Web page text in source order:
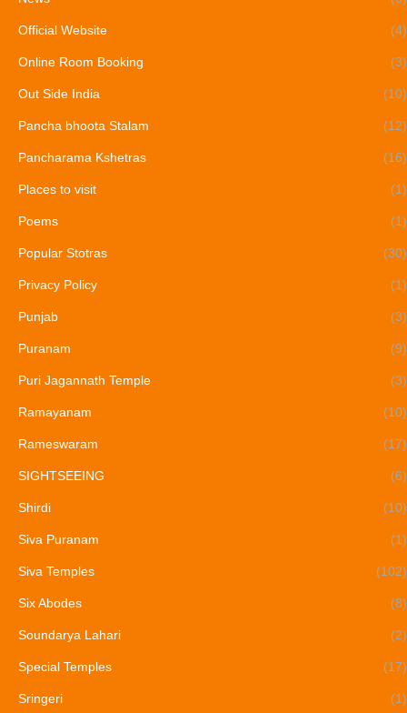
Official Website (4)
Online Room Booking (3)
Out Side India (10)
Pancha bhoota Stalam (12)
Pancharama Kshetras (16)
Places to visit (1)
Poems (1)
Popular Stotras (30)
Privacy Policy (1)
Punjab (3)
Puranam (9)
Puri Jagannath Temple (3)
Ramayanam (10)
Rameswaram (17)
SIGHTSEEING (6)
Shirdi (10)
Siva Puranam (1)
Siva Temples (102)
Six Abodes (8)
Soundarya Lahari (2)
Special Temples (17)
Sringeri (1)